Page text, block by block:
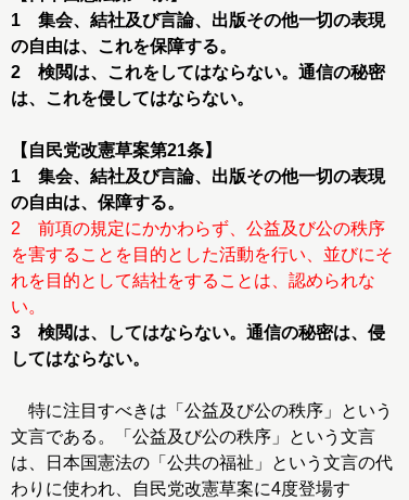
1 集会、結社及び言論、出版その他一切の表現
の自由は、これを保障する。
2 検閲は、これをしてはならない。通信の秘密
は、これを侵してはならない。
【自民党改憲草案第21条】
1 集会、結社及び言論、出版その他一切の表現
2 前項の規定にかかわらず、公益及び公の秩序
を害することを目的とした活動を行い、並びにそ
れを目的として結社をすることは、認められな
い。
3 検閲は、してはならない。通信の秘密は、侵
してはならない。
特に注目すべきは「公益及び公の秩序」という
文言である。「公益及び公の秩序」という文言
は、日本国憲法の「公共の福祉」という文言の代
わりに使われ、自民党改憲草案に4度登場す